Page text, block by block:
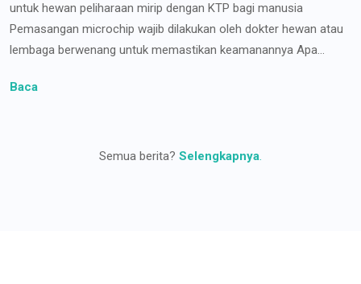
untuk hewan peliharaan mirip dengan KTP bagi manusia
Pemasangan microchip wajib dilakukan oleh dokter hewan atau
lembaga berwenang untuk memastikan keamanannya Apa...
Baca
Semua berita? Selengkapnya.